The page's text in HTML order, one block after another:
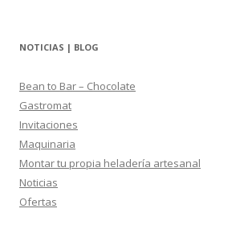
NOTICIAS | BLOG
Bean to Bar – Chocolate
Gastromat
Invitaciones
Maquinaria
Montar tu propia heladería artesanal
Noticias
Ofertas